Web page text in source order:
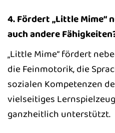
4. Fördert „Little Mime“
auch andere
„Little Mime“ fördert
die Feinmotorik, die
sozialen Kompetenzen
vielseitiges
ganzheitlich unterstützt.